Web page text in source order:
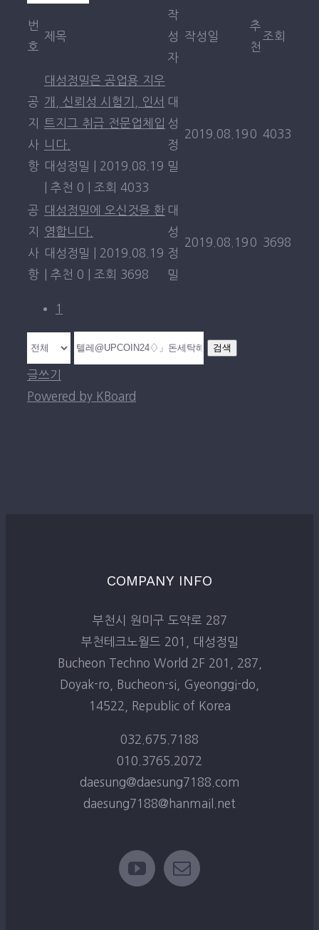
번
호
제목
작
성
자
작성일
추
천
조회
공
지
사
항
대성정밀은 공업용 지우
개, 신뢰성 시험기, 인서
트지그 취급 전문업체입
니다.
대성정밀
2019.08.19
추천 0 조회 4033
대
성
정
밀
2019.08.19 0 4033
공
지
사
항
대성정밀에 오신것을 환
영합니다.
대성정밀
2019.08.19
추천 0 조회 3698
대
성
정
밀
2019.08.19 0 3698
1
검색
글쓰기
Powered by KBoard
COMPANY INFO
부천시 원미구 도약로 287
부천테크노월드 201, 대성정밀
Bucheon Techno World 2F 201, 287,
Doyak-ro, Bucheon-si, Gyeonggi-do,
14522, Republic of Korea
032.675.7188
010.3765.2072
daesung@daesung7188.com
daesung7188@hanmail.net